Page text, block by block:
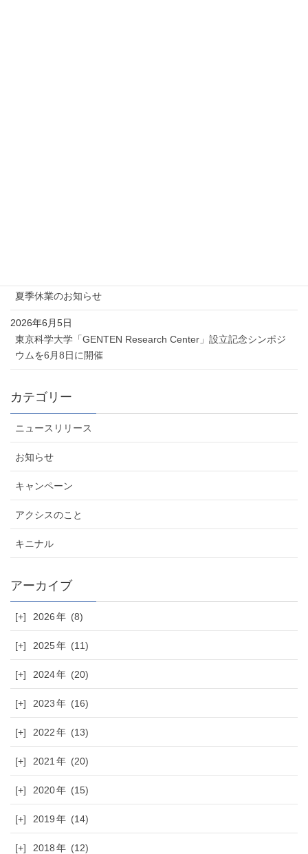
夏季休業のお知らせ
東京科学大学「GENTEN Research Center」設立記念シンポジ
ウムを6月8日に開催
2026年6月5日
カテゴリー
ニュースリリース
お知らせ
キャンペーン
アクシスのこと
キニナル
[+] 2026 (8)
[+] 2025 (11)
[+] 2024 (20)
[+] 2023 (16)
[+] 2022 (13)
[+] 2021 (20)
[+] 2020 (15)
[+] 2019 (14)
[+] 2018 (12)